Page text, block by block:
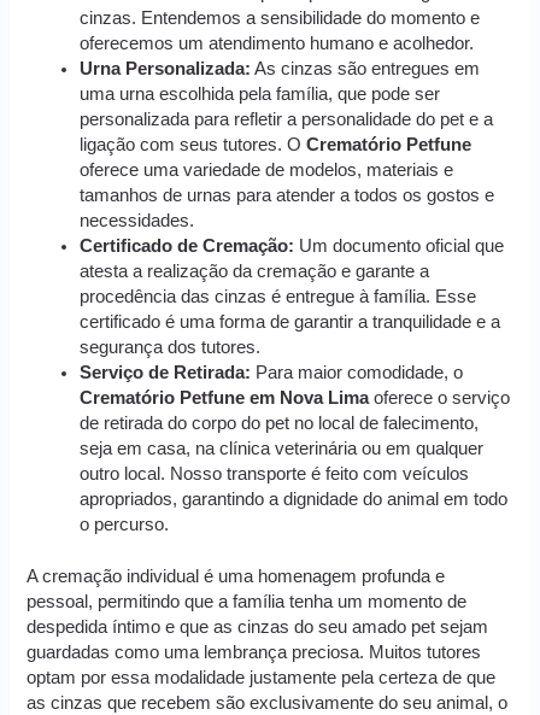
cinzas. Entendemos a sensibilidade do momento e
oferecemos um atendimento humano e acolhedor.
Urna Personalizada: As cinzas são entregues em
uma urna escolhida pela família, que pode ser
personalizada para refletir a personalidade do pet e a
ligação com seus tutores. OCrematório Petfune
oferece uma variedade de modelos, materiais e
tamanhos de urnas para atender a todos os gostos e
necessidades.
Certificado de Cremação: Um documento oficial que
atesta a realização da cremação e garante a
procedência das cinzas é entregue à família. Esse
certificado é uma forma de garantir a tranquilidade e a
segurança dos tutores.
Serviço de Retirada: Para maior comodidade, o
Crematório Petfune em Nova Limaoferece o serviço
de retirada do corpo do pet no local de falecimento,
seja em casa, na clínica veterinária ou em qualquer
outro local. Nosso transporte é feito com veículos
apropriados, garantindo a dignidade do animal em todo
o percurso.
A cremação individual é uma homenagem profunda e
pessoal, permitindo que a família tenha um momento de
despedida íntimo e que as cinzas do seu amado pet sejam
guardadas como uma lembrança preciosa. Muitos tutores
optam por essa modalidade justamente pela certeza de que
as cinzas que recebem são exclusivamente do seu animal, o